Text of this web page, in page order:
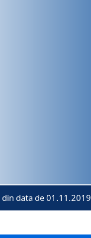
din data de 01.11.2019